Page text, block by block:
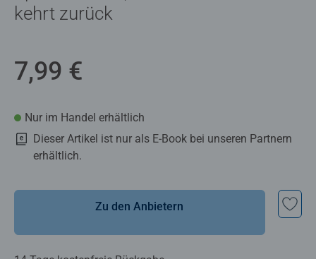
kehrt zurück
7,99 €
Nur im Handel erhältlich
Dieser Artikel ist nur als E-Book bei unseren Partnern
erhältlich.
Zu den Anbietern